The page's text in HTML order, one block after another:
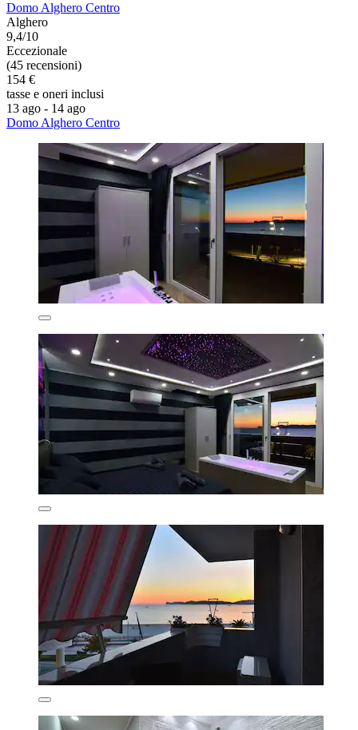
Domo Alghero Centro
Alghero
9,4/10
Eccezionale
(45 recensioni)
154 €
tasse e oneri inclusi
13 ago - 14 ago
Domo Alghero Centro